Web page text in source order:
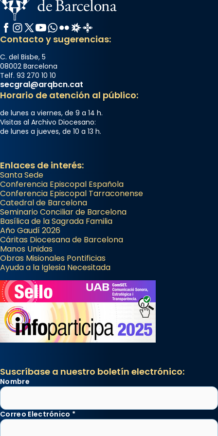
Facebook
Instagram
X / Twitter
YouTube
WhatsApp
FlickrRadio Estel
Catalunya Cristiana
Contacto y sugerencias:
C. del Bisbe, 5
08002 Barcelona
Telf. 93 270 10 10
secgral@arqbcn.cat
Horario de atención al público:
de lunes a viernes, de 9 a 14 h.
Visitas al Archivo Diocesano:
de lunes a jueves, de 10 a 13 h.
Enlaces de interés:
Santa Sede
Conferencia Episcopal Española
Conferencia Episcopal Tarraconense
Catedral de Barcelona
Seminario Conciliar de Barcelona
Basílica de la Sagrada Familia
Año Gaudí 2026
Cáritas Diocesana de Barcelona
Manos Unidas
Obras Misionales Pontificias
Ayuda a la Iglesia Necesitada
Suscríbase a nuestro boletín electrónico:
Nombre
Correo Electrónico *